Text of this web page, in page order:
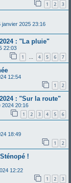
1 2 3
janvier 2025 23:16
: "La pluie"
22:03
1 … 4 5 6 7
12:54
1 2
: "Sur la route"
2024 20:16
1 2 3 4 5 6
18:49
1 2
!
12:22
1 2 3